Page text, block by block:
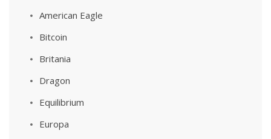
American Eagle
Bitcoin
Britania
Dragon
Equilibrium
Europa